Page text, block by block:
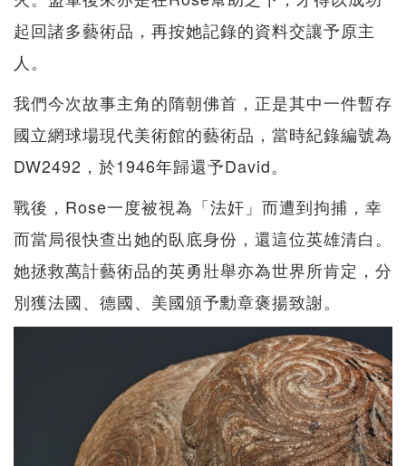
起回諸多藝術品，再按她記錄的資料交讓予原主
人。
我們今次故事主角的隋朝佛首，正是其中一件暫存
國立網球場現代美術館的藝術品，當時紀錄編號為
DW2492，於1946年歸還予David。
戰後，Rose一度被視為「法奸」而遭到拘捕，幸
而當局很快查出她的臥底身份，還這位英雄清白。
她拯救萬計藝術品的英勇壯舉亦為世界所肯定，分
別獲法國、德國、美國頒予勳章褒揚致謝。